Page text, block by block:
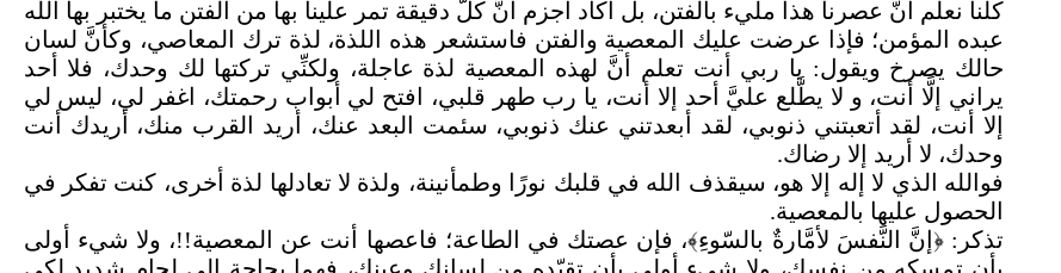
كلنا نعلم أنَّ عصرنا هذا مليء بالفتن، بل أكاد أجزم أنَّ كلَّ دقيقة تمر علينا بها من الفتن ما يختبر بها الله
عبده المؤمن؛ فإذا عرضت عليك المعصية والفتن فاستشعر هذه اللذة، لذة ترك المعاصي، وكأنَّ لسان
حالك يصرخ ويقول: يا ربي أنت تعلم أنَّ لهذه المعصية لذة عاجلة، ولكنِّي تركتها لك وحدك، فلا أحد
يراني إلَّا أنت، و لا يطَّلع عليَّ أحد إلا أنت، يا رب طهر قلبي، افتح لي أبواب رحمتك، اغفر لي، ليس لي
إلا أنت، لقد أتعبتني ذنوبي، لقد أبعدتني عنك ذنوبي، سئمت البعد عنك، أريد القرب منك، أريدك أنت
وحدك، لا أريد إلا رضاك.
فوالله الذي لا إله إلا هو، سيقذف الله في قلبك نورًا وطمأنينة، ولذة لا تعادلها لذة أخرى، كنت تفكر في
الحصول عليها بالمعصية.
تذكر: ﴿إنَّ النَّفسَ لأمَّارةٌ بالسّوءِ﴾، فإن عصتك في الطاعة؛ فاعصها أنت عن المعصية!!، ولا شيء أولى
بأن تمسكه من نفسك، ولا شيء أولى بأن تقيّده من لسانك وعينك، فهما بحاجة إلى لجام شديد لكي